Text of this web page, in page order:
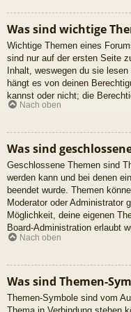
Was sind wichtige
Wichtige Themen eines
sind nur auf der ersten Seite
Inhalt, weswegen du sie
hängt es von deinen
kannst oder nicht; die
Nach oben
Was sind
Geschlossene Themen sind
werden kann und bei denen
beendet wurde. Themen
Moderator oder Administrator
Möglichkeit, deine eigenen
Board-Administration erlaubt
Nach oben
Was sind Themen-
Themen-Symbole sind vom